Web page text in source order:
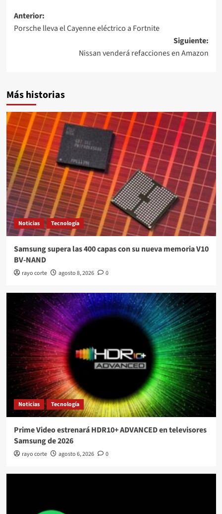
Navegación
de
Anterior:
Porsche lleva el Cayenne eléctrico a Fortnite
Siguiente:
Nissan venderá refacciones en Amazon
Más historias
Noticias Tecnología
Samsung supera las 400 capas con su nueva memoria V10
BV-NAND
rayo corte agosto 8, 2026 0
Noticias Tecnología
Prime Video estrenará HDR10+ ADVANCED en televisores
Samsung de 2026
rayo corte agosto 6, 2026 0